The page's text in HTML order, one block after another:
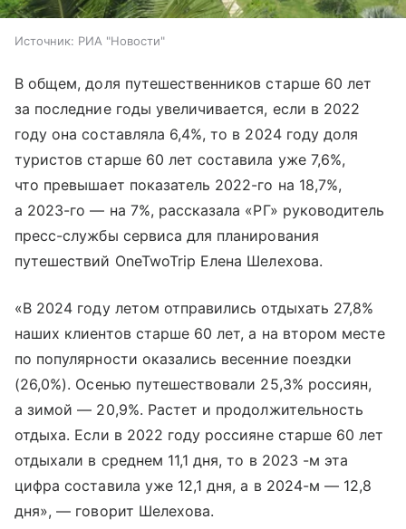
Источник: РИА "Новости"
В общем, доля путешественников старше 60 лет
за последние годы увеличивается, если в 2022
году она составляла 6,4%, то в 2024 году доля
туристов старше 60 лет составила уже 7,6%,
что превышает показатель 2022-го на 18,7%,
а 2023-го — на 7%, рассказала «РГ» руководитель
пресс-службы сервиса для планирования
путешествий OneTwoTrip Елена Шелехова.
«В 2024 году летом отправились отдыхать 27,8%
наших клиентов старше 60 лет, а на втором месте
по популярности оказались весенние поездки
(26,0%). Осенью путешествовали 25,3% россиян,
а зимой — 20,9%. Растет и продолжительность
отдыха. Если в 2022 году россияне старше 60 лет
отдыхали в среднем 11,1 дня, то в 2023 -м эта
цифра составила уже 12,1 дня, а в 2024-м — 12,8
дня», — говорит Шелехова.